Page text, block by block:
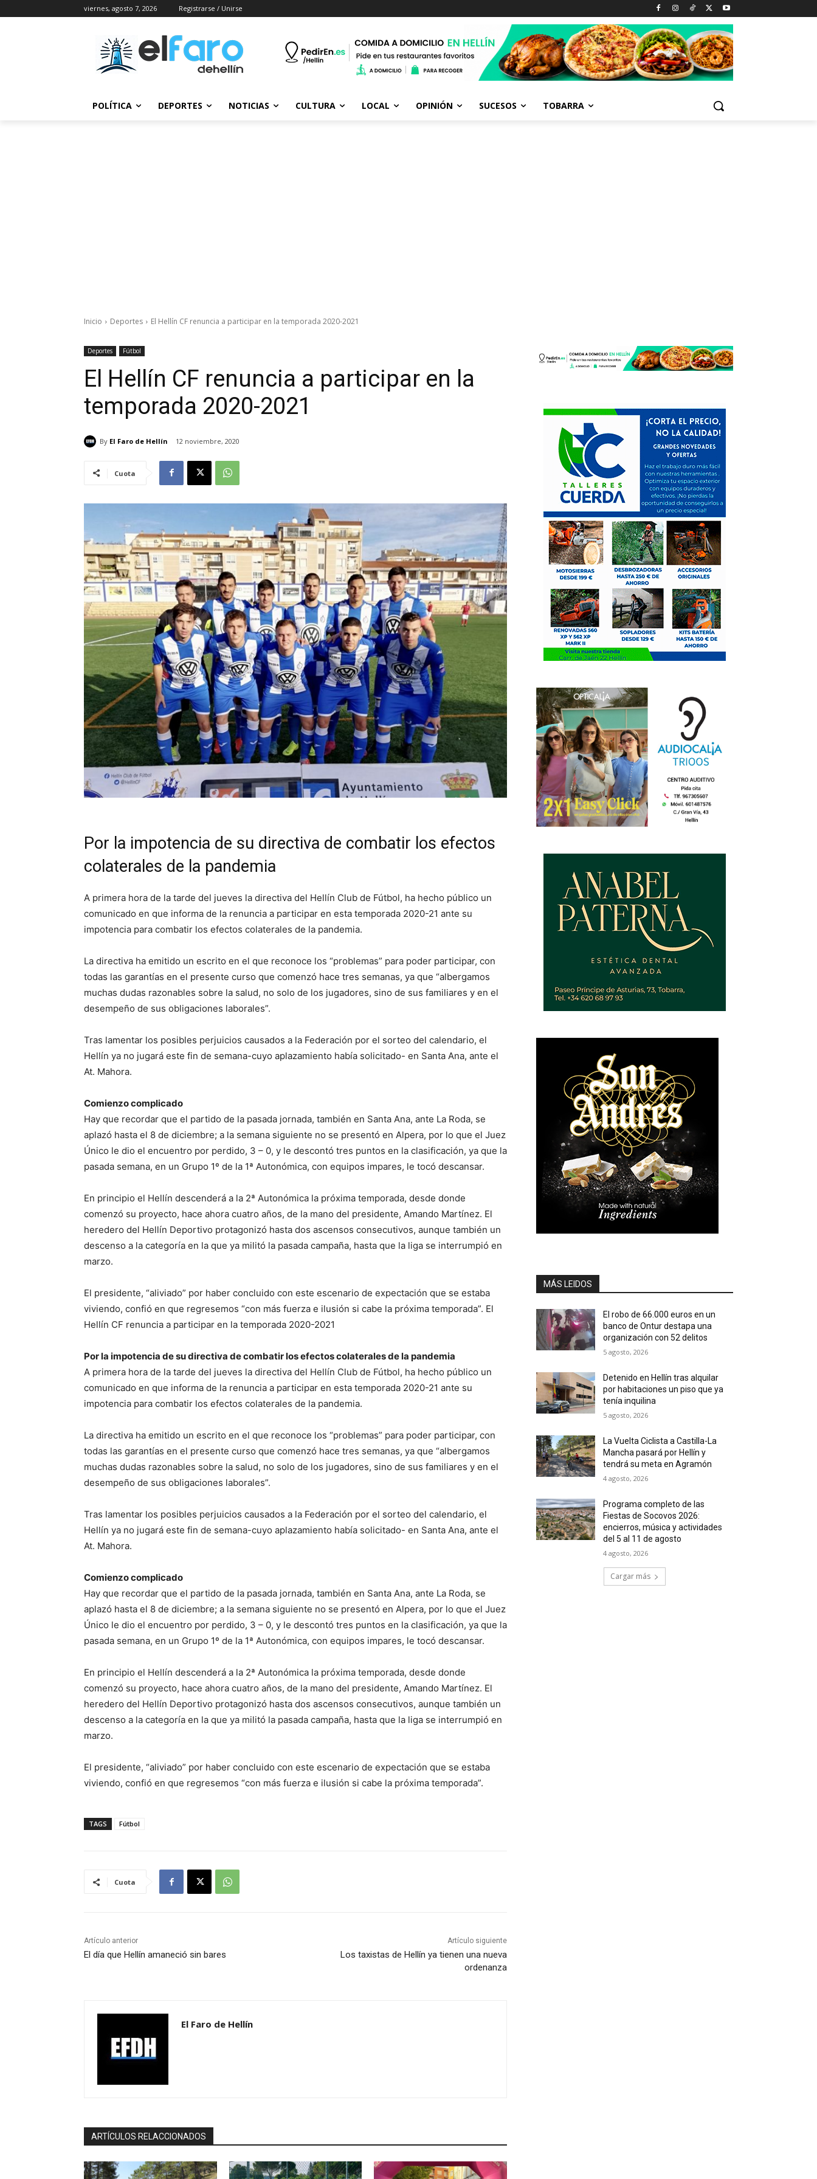
viernes, agosto 7, 2026 Registrarse / Unirse
POLÍTICA DEPORTES NOTICIAS CULTURA LOCAL OPINIÓN SUCESOS TOBARRA
Inicio Deportes El Hellín CF renuncia a participar en la temporada 2020-2021
Deportes Fútbol
El Hellín CF renuncia a participar en la
temporada 2020-2021
By El Faro de Hellín 12 noviembre, 2020
Cuota
Por la impotencia de su directiva de combatir los efectos
colaterales de la pandemia
A primera hora de la tarde del jueves la directiva del Hellín Club de Fútbol, ha hecho público un
comunicado en que informa de la renuncia a participar en esta temporada 2020-21 ante su
impotencia para combatir los efectos colaterales de la pandemia.
La directiva ha emitido un escrito en el que reconoce los “problemas” para poder participar, con
todas las garantías en el presente curso que comenzó hace tres semanas, ya que “albergamos
muchas dudas razonables sobre la salud, no solo de los jugadores, sino de sus familiares y en el
desempeño de sus obligaciones laborales”.
Tras lamentar los posibles perjuicios causados a la Federación por el sorteo del calendario, el
Hellín ya no jugará este fin de semana-cuyo aplazamiento había solicitado- en Santa Ana, ante el
At. Mahora.
Comienzo complicado
Hay que recordar que el partido de la pasada jornada, también en Santa Ana, ante La Roda, se
aplazó hasta el 8 de diciembre; a la semana siguiente no se presentó en Alpera, por lo que el Juez
Único le dio el encuentro por perdido, 3 – 0, y le descontó tres puntos en la clasificación, ya que la
pasada semana, en un Grupo 1º de la 1ª Autonómica, con equipos impares, le tocó descansar.
En principio el Hellín descenderá a la 2ª Autonómica la próxima temporada, desde donde
comenzó su proyecto, hace ahora cuatro años, de la mano del presidente, Amando Martínez. El
heredero del Hellín Deportivo protagonizó hasta dos ascensos consecutivos, aunque también un
descenso a la categoría en la que ya militó la pasada campaña, hasta que la liga se interrumpió en
marzo.
El presidente, “aliviado” por haber concluido con este escenario de expectación que se estaba
viviendo, confió en que regresemos “con más fuerza e ilusión si cabe la próxima temporada”. El
Hellín CF renuncia a participar en la temporada 2020-2021
Por la impotencia de su directiva de combatir los efectos colaterales de la pandemia
A primera hora de la tarde del jueves la directiva del Hellín Club de Fútbol, ha hecho público un
comunicado en que informa de la renuncia a participar en esta temporada 2020-21 ante su
impotencia para combatir los efectos colaterales de la pandemia.
La directiva ha emitido un escrito en el que reconoce los “problemas” para poder participar, con
todas las garantías en el presente curso que comenzó hace tres semanas, ya que “albergamos
muchas dudas razonables sobre la salud, no solo de los jugadores, sino de sus familiares y en el
desempeño de sus obligaciones laborales”.
Tras lamentar los posibles perjuicios causados a la Federación por el sorteo del calendario, el
Hellín ya no jugará este fin de semana-cuyo aplazamiento había solicitado- en Santa Ana, ante el
At. Mahora.
Comienzo complicado
Hay que recordar que el partido de la pasada jornada, también en Santa Ana, ante La Roda, se
aplazó hasta el 8 de diciembre; a la semana siguiente no se presentó en Alpera, por lo que el Juez
Único le dio el encuentro por perdido, 3 – 0, y le descontó tres puntos en la clasificación, ya que la
pasada semana, en un Grupo 1º de la 1ª Autonómica, con equipos impares, le tocó descansar.
En principio el Hellín descenderá a la 2ª Autonómica la próxima temporada, desde donde
comenzó su proyecto, hace ahora cuatro años, de la mano del presidente, Amando Martínez. El
heredero del Hellín Deportivo protagonizó hasta dos ascensos consecutivos, aunque también un
descenso a la categoría en la que ya militó la pasada campaña, hasta que la liga se interrumpió en
marzo.
El presidente, “aliviado” por haber concluido con este escenario de expectación que se estaba
viviendo, confió en que regresemos “con más fuerza e ilusión si cabe la próxima temporada”.
TAGS Fútbol
Cuota
Artículo anterior
El día que Hellín amaneció sin bares
Artículo siguiente
Los taxistas de Hellín ya tienen una nueva
ordenanza
El Faro de Hellín
ARTÍCULOS RELACCIONADOS
MÁS LEIDOS
El robo de 66.000 euros en un
banco de Ontur destapa una
organización con 52 delitos
5 agosto, 2026
Detenido en Hellín tras alquilar
por habitaciones un piso que ya
tenía inquilina
5 agosto, 2026
La Vuelta Ciclista a Castilla-La
Mancha pasará por Hellín y
tendrá su meta en Agramón
4 agosto, 2026
Programa completo de las
Fiestas de Socovos 2026:
encierros, música y actividades
del 5 al 11 de agosto
4 agosto, 2026
Cargar más